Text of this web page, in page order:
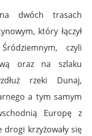
dwóch trasach
który łączył
czyli
oraz na szlaku
rzeki Dunaj,
a tym samym
Europę z
krzyżowały się